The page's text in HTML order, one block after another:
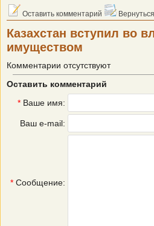
Оставить комментарий
Казахстан вступил во
имуществом
Комментарии отсутствуют
Оставить комментарий
* Ваше имя:
Ваш e-mail:
* Сообщение: